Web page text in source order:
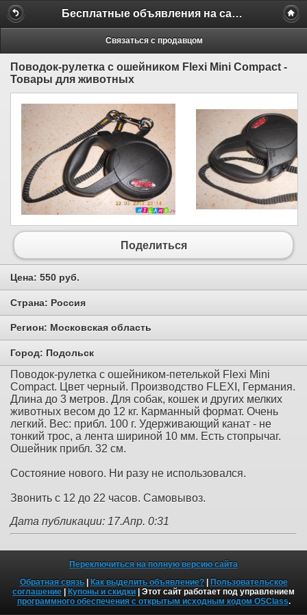
Бесплатные объявления на сайте MILAMO.ru
Связаться с продавцом
Поводок-рулетка с ошейником Flexi Mini Compact -
Товары для животных
Поделиться
Цена: 550 руб.
Страна: Россия
Регион: Московская область
Город: Подольск
Поводок-рулетка с ошейником-петелькой Flexi Mini
Compact. Цвет черный. Производство FLEXI, Германия.
Длина до 3 метров. Для собак, кошек и других мелких
животных весом до 12 кг. Карманный формат. Очень
легкий. Вес: прибл. 100 г. Удерживающий канат - не
тонкий трос, а лента шириной 10 мм. Есть стопрычаг.
Ошейник прибл. 32 см.
Состояние нового. Ни разу не использовался.
Звонить с 12 до 22 часов. Самовывоз.
Дата публикации: 17.Апр. 0:31
Переключиться на полную версию сайта
Обратная связь| Как выделить объявление?| Пользовательское
соглашение | Купоны и скидки | Этот сайт работает под управлением
программного обеспечения с открытым исходным кодом OSClass.